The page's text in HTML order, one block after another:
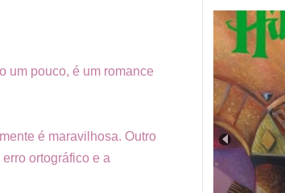
um pouco, é um romance
é maravilhosa. Outro
ortográfico e a